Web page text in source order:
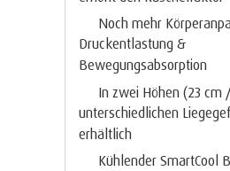
Noch mehr
Druckentlastung &
Bewegungsabsorption
In zwei Höhen (23 cm
unterschiedlichen
erhältlich
Kühlender SmartCool